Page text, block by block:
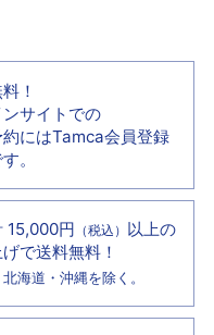
！
サイトでの
にはTamca会員登録
。
15,000円 （税込） 以上の
で送料無料！
海道・沖縄を除く。